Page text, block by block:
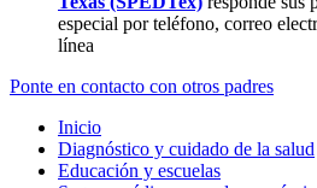
especial por teléfono, correo
línea
Ponte en contacto con otros padres
Inicio
Diagnóstico y cuidado de la salud
Educación y escuelas